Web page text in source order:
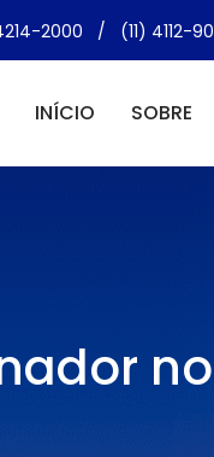
2000 / (11) 4112-
INÍCIO SOBRE